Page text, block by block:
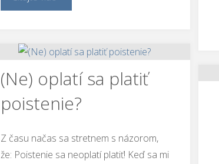
(Ne) oplatí sa platiť
poistenie?
Z času načas sa stretnem s názorom,
že: Poistenie sa neoplatí platiť! Keď sa mi